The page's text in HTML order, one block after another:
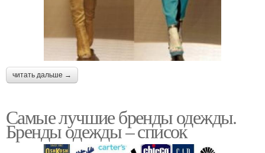
читать дальше →
Самые лучшие бренды одежды.
Бренды одежды – список